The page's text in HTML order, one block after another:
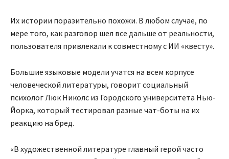
Их истории поразительно похожи. В любом случае, по
мере того, как разговор шел все дальше от реальности,
пользователя привлекали к совместному с ИИ «квесту».
Большие языковые модели учатся на всем корпусе
человеческой литературы, говорит социальный
психолог Люк Николс из Городского университета Нью-
Йорка, который тестировал разные чат-боты на их
реакцию на бред.
«В художественной литературе главный герой часто